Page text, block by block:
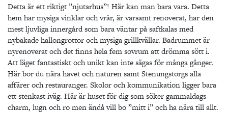
Detta är ett riktigt ”njutarhus”! Här kan man bara vara. Detta
hem har mysiga vinklar och vrår, är varsamt renoverat, har den
mest ljuvliga innergård som bara väntar på saftkalas med
nybakade hallongrottor och mysiga grillkvällar. Badrummet är
nyrenoverat och det finns hela fem sovrum att drömma sött i.
Att läget fantastiskt och unikt kan inte sägas för många gånger.
Här bor du nära havet och naturen samt Stenungstorgs alla
affärer och restauranger. Skolor och kommunikation ligger bara
ett stenkast iväg. Här är huset för dig som söker gammaldags
charm, lugn och ro men ändå vill bo ”mitt i” och ha nära till allt.